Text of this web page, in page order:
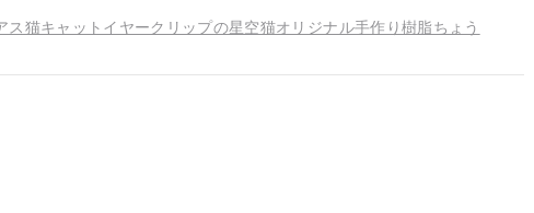
ス猫キャットイヤークリップの星空猫オリジナル手作り樹脂ちょう